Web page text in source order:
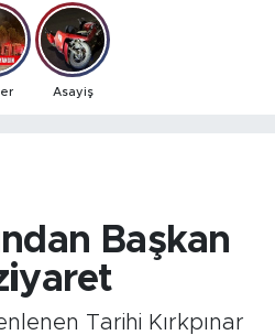
Asayiş
Başkan
Tarihi Kırkpınar
Haritası